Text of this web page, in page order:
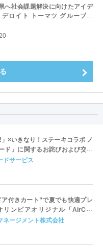
へ社会課題解決に向けたアイデ
ロイト トーマツ グループ・
授業の成果を発表 ～
×いきなり！ステーキコラボ ノ
ド」に関するお詫びおよび交換
ドサービス
付きカート”で夏でも快適プレ
ピアオリジナル「AirCon
）」導入 | ＰＧＭ
ネージメント株式会社